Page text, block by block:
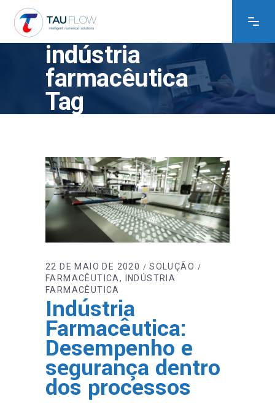
indústria
farmacêutica
Tag
22 DE MAIO DE 2020
SOLUÇÃO
FARMACÊUTICA
INDÚSTRIA
FARMACÊUTICA
Indústria
Farmacêutica:
Desempenho e
segurança dentro
dos processos